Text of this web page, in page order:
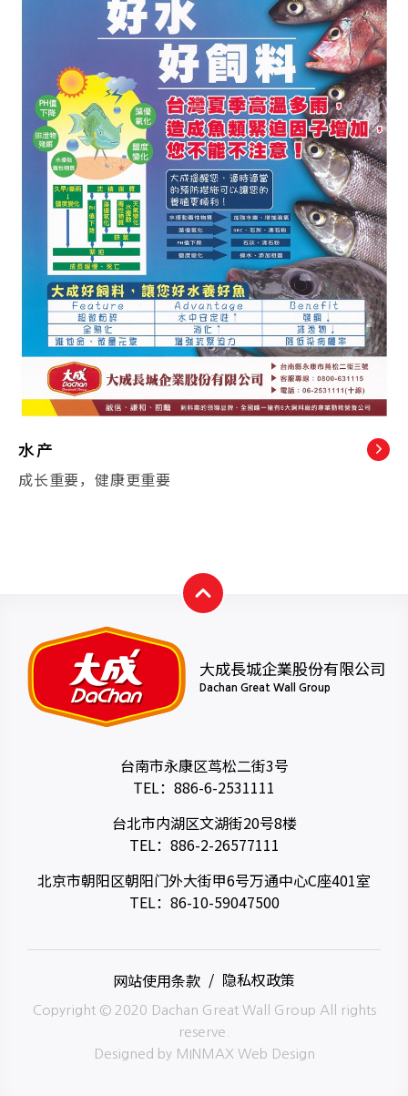
水产
成长重要，健康更重要
大成長城企業股份有限公司
Dachan Great Wall Group
台南市永康区茑松二街3号
TEL： 886-6-2531111
台北市内湖区文湖街20号8楼
TEL： 886-2-26577111
北京市朝阳区朝阳门外大街甲6号万通中心C座401室
TEL： 86-10-59047500
网站使用条款 隐私权政策
Copyright © 2020 Dachan Great Wall Group All rights
reserve.
Designed by MINMAX Web Design